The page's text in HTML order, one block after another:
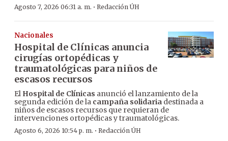
Agosto 7, 2026 06:31 a. m. · Redacción ÚH
Nacionales
Hospital de Clínicas anuncia
cirugías ortopédicas y
traumatológicas para niños de
escasos recursos
El Hospital de Clínicas anunció el lanzamiento de la
segunda edición de la campaña solidaria destinada a
niños de escasos recursos que requieran de
intervenciones ortopédicas y traumatológicas.
Agosto 6, 2026 10:54 p. m. · Redacción ÚH